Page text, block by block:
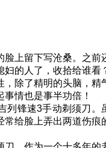
脸上留下写沧桑。之前
妇的人了，收拾给谁看
，除了精明的头脑，精
情也是事半功倍！
列锋速3手动剃须刀。
常给脸上弄出两道伤痕